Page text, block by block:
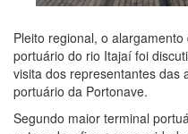
Pleito regional, o
portuário do rio Itajaí foi
visita dos representantes das
portuário da Portonave.
Segundo maior terminal